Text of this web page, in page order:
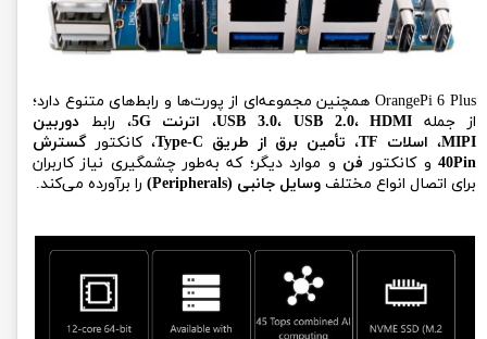
OrangePi 6 Plus همچنین مجموعه‌ای از پورت‌ها و رابط‌های متنوع دارد؛
از جمله
USB 3.0، USB 2.0،HDMI ، اترنت 5G ، رابط دوربین
MIPI، اسلات TF ، تأمین برق از طریق Type-C ، کانکتور گسترش
40Pinو کانکتور فن و موارد دیگر؛ که به‌طور چشمگیری نیاز کاربران
برای اتصال انواع مختلف وسایل جانبی (Peripherals) را برآورده می‌کند.